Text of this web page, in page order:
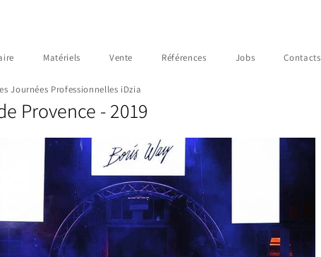
Matériels Vente Références Jobs Contacts
Journées Professionnelles iDzia
Provence - 2019